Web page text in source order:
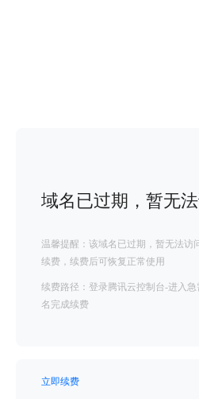
域名已过期，暂无
温馨提醒：该域名已过期，暂无法访
续费，续费后可恢复正常使用
续费路径：登录腾讯云控制台-进入
名完成续费
立即续费